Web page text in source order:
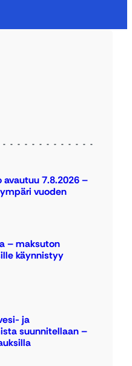
7.8.2026 –
vuoden
– maksuton
käynnistyy
ja
suunnitellaan –